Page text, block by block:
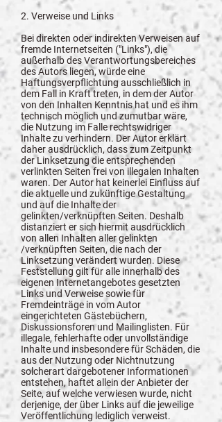
2. Verweise und Links
Bei direkten oder indirekten Verweisen auf
fremde Internetseiten ("Links"), die
außerhalb des Verantwortungsbereiches
des Autors liegen, würde eine
Haftungsverpflichtung ausschließlich in
dem Fall in Kraft treten, in dem der Autor
von den Inhalten Kenntnis hat und es ihm
technisch möglich und zumutbar wäre,
die Nutzung im Falle rechtswidriger
Inhalte zu verhindern. Der Autor erklärt
daher ausdrücklich, dass zum Zeitpunkt
der Linksetzung die entsprechenden
verlinkten Seiten frei von illegalen Inhalten
waren. Der Autor hat keinerlei Einfluss auf
die aktuelle und zukünftige Gestaltung
und auf die Inhalte der
gelinkten/verknüpften Seiten. Deshalb
distanziert er sich hiermit ausdrücklich
von allen Inhalten aller gelinkten
/verknüpften Seiten, die nach der
Linksetzung verändert wurden. Diese
Feststellung gilt für alle innerhalb des
eigenen Internetangebotes gesetzten
Links und Verweise sowie für
Fremdeinträge in vom Autor
eingerichteten Gästebüchern,
Diskussionsforen und Mailinglisten. Für
illegale, fehlerhafte oder unvollständige
Inhalte und insbesondere für Schäden, die
aus der Nutzung oder Nichtnutzung
solcherart dargebotener Informationen
entstehen, haftet allein der Anbieter der
Seite, auf welche verwiesen wurde, nicht
derjenige, der über Links auf die jeweilige
Veröffentlichung lediglich verweist.